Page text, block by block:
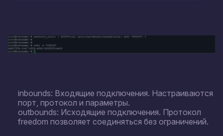
inbounds: Входящие подключения. Настраиваются
порт, протокол и параметры.
outbounds: Исходящие подключения. Протокол
freedom позволяет соединяться без ограничений.